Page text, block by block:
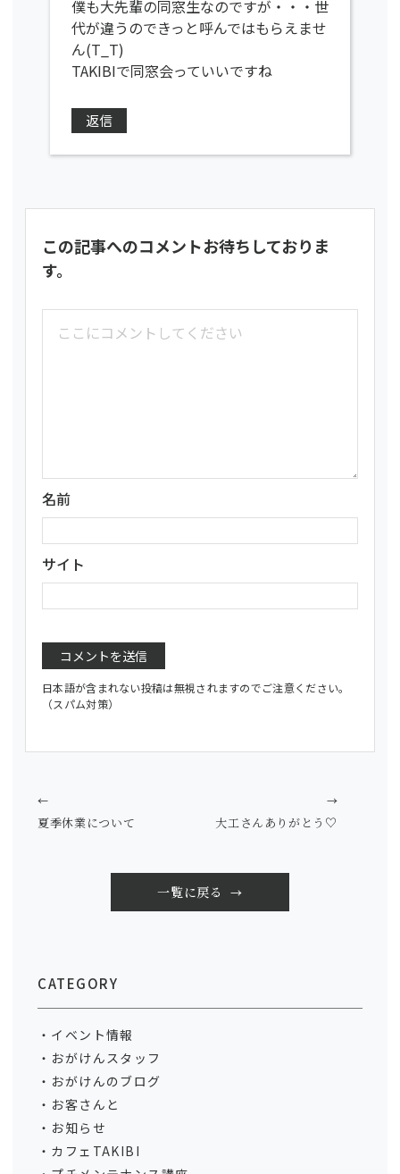
僕も大先輩の同窓生なのですが・・・世
代が違うのできっと呼んではもらえませ
ん(T_T)
TAKIBIで同窓会っていいですね
返信
この記事へのコメントお待ちしておりま
す。
名前
サイト
日本語が含まれない投稿は無視されますのでご注意ください。
（スパム対策）
夏季休業について
←
一覧に戻る
大工さんありがとう♡
→
CATEGORY
イベント情報
おがけんスタッフ
おがけんのブログ
お客さんと
お知らせ
カフェTAKIBI